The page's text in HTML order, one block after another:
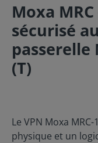
Moxa
sécurisé
passerelle
(T)
Le VPN Moxa
physique et un